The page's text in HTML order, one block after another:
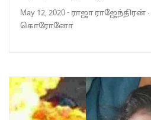
May 12, 2020- ராஜா ராஜேந்திரன் ·
கொரோனோ